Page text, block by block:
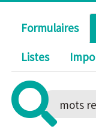
Formulaires
Listes